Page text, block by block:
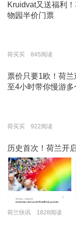
Kruidvat又送福利
物园半价门票
荷买买 845阅读
票价只要1欧！荷
至4小时带你慢游多
荷买买 922阅读
历史首次！荷兰开
荷兰快讯 1828阅读